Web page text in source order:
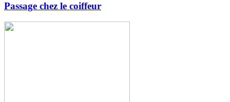
Passage chez le coiffeur